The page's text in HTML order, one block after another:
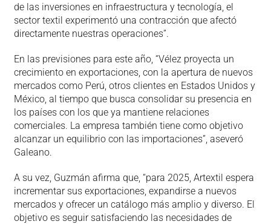
de las inversiones en infraestructura y tecnología, el
sector textil experimentó una contracción que afectó
directamente nuestras operaciones”.
En las previsiones para este año, “Vélez proyecta un
crecimiento en exportaciones, con la apertura de nuevos
mercados como Perú, otros clientes en Estados Unidos y
México, al tiempo que busca consolidar su presencia en
los países con los que ya mantiene relaciones
comerciales. La empresa también tiene como objetivo
alcanzar un equilibrio con las importaciones”, aseveró
Galeano.
A su vez, Guzmán afirma que, “para 2025, Artextil espera
incrementar sus exportaciones, expandirse a nuevos
mercados y ofrecer un catálogo más amplio y diverso. El
objetivo es seguir satisfaciendo las necesidades de